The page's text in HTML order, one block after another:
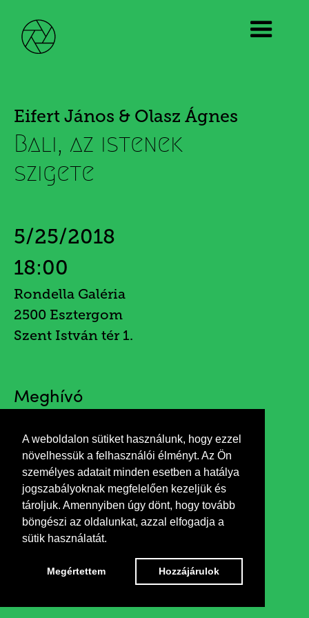
A weboldalon sütiket használunk, hogy ezzel
növelhessük a felhasználói élményt. Az Ön
személyes adatait minden esetben a hatálya
jogszabályoknak megfelelően kezeljük és
tároljuk. Amennyiben úgy dönt, hogy tovább
böngészi az oldalunkat, azzal elfogadja a
sütik használatát.
Megértettem Hozzájárulok
Eifert János & Olasz Ágnes
Bali, az istenek
szigete
5/25/2018
18:00
Rondella Galéria
2500 Esztergom
Szent István tér 1.
Meghívó